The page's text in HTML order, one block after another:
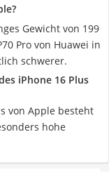
Gewicht von 199
Pro von Huawei in
schwerer.
iPhone 16 Plus
von Apple besteht
hohe